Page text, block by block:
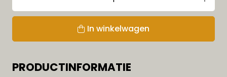
In winkelwagen
PRODUCTINFORMATIE